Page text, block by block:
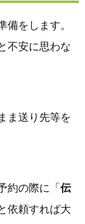
をします。
不安に思わな
ま送り先等を
約の際に「 伝
依頼すれば大